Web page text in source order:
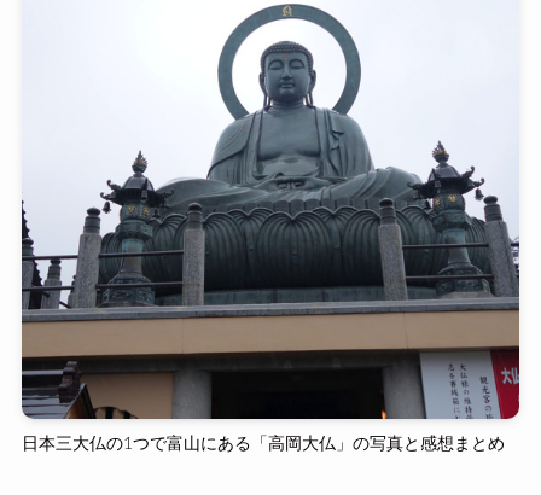
日本三大仏の1つで富山にある「高岡大仏」の写真と感想まとめ